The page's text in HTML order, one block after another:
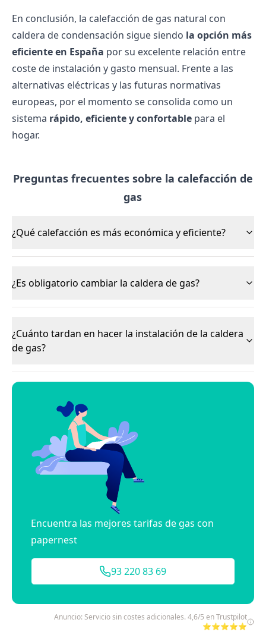
En conclusión, la calefacción de gas natural con
caldera de condensación sigue siendo la opción más
eficiente en España por su excelente relación entre
coste de instalación y gasto mensual. Frente a las
alternativas eléctricas y las futuras normativas
europeas, por el momento se consolida como un
sistema rápido, eficiente y confortable para el
hogar.
Preguntas frecuentes sobre la calefacción de
gas
¿Qué calefacción es más económica y eficiente?
¿Es obligatorio cambiar la caldera de gas?
¿Cuánto tardan en hacer la instalación de la caldera
de gas?
Encuentra las mejores tarifas de gas con
papernest
93 220 83 69
Anuncio: Servicio sin costes adicionales. 4,6/5 en Trustpilot
⭐⭐⭐⭐⭐